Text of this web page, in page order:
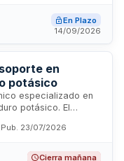
gestión de los
del Departament
En Plazo
14/09/2026
en
potásico
especializado en
potásico. El
técnicos y
el seguimiento,
técnica,
Pub. 23/07/2026
Cierra mañana